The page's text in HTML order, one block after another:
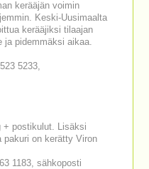
kerääjän voimin
Keski-Uusimaalta
kerääjiksi tilaajan
ja pidemmäksi aikaa.
5233,
+ postikulut. Lisäksi
pakuri on kerätty Viron
1183, sähkoposti